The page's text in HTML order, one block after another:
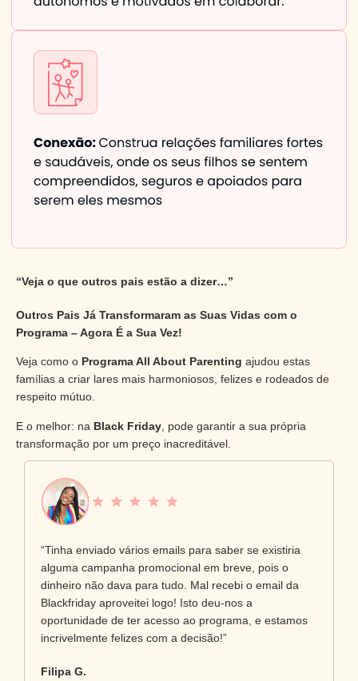
“Veja o que outros pais estão a dizer…”
Outros Pais Já Transformaram as Suas Vidas com o
Programa – Agora É a Sua Vez!
Veja como o Programa All About Parenting ajudou estas
famílias a criar lares mais harmoniosos, felizes e rodeados de
respeito mútuo.
E o melhor: na Black Friday , pode garantir a sua própria
transformação por um preço inacreditável.
“Tinha enviado vários emails para saber se existiria
alguma campanha promocional em breve, pois o
dinheiro não dava para tudo. Mal recebi o email da
Blackfriday aproveitei logo! Isto deu-nos a
oportunidade de ter acesso ao programa, e estamos
incrivelmente felizes com a decisão!”
Filipa G.